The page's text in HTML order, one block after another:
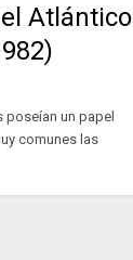
Atlántico
poseían un papel
comunes las